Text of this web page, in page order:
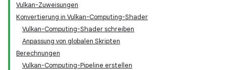
Vulkan-Zuweisungen
Konvertierung in Vulkan-Computing-Shader
Vulkan-Computing-Shader schreiben
Anpassung von globalen Skripten
Berechnungen
Vulkan-Computing-Pipeline erstellen